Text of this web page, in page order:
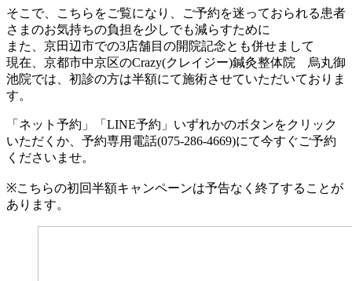
そこで、こちらをご覧になり、ご予約を迷っておられる患者
さまのお気持ちの負担を少しでも減らすために
また、京田辺市での3店舗目の開院記念とも併せまして
現在、京都市中京区のCrazy(クレイジー)鍼灸整体院 烏丸御
池院では、初診の方は半額にて施術させていただいておりま
す。
「ネット予約」「 LINE予約」いずれかのボタンをクリック
いただくか、予約専用電話(075-286-4669)にて今すぐご予約
くださいませ。
※こちらの初回半額キャンペーンは予告なく終了することが
あります。